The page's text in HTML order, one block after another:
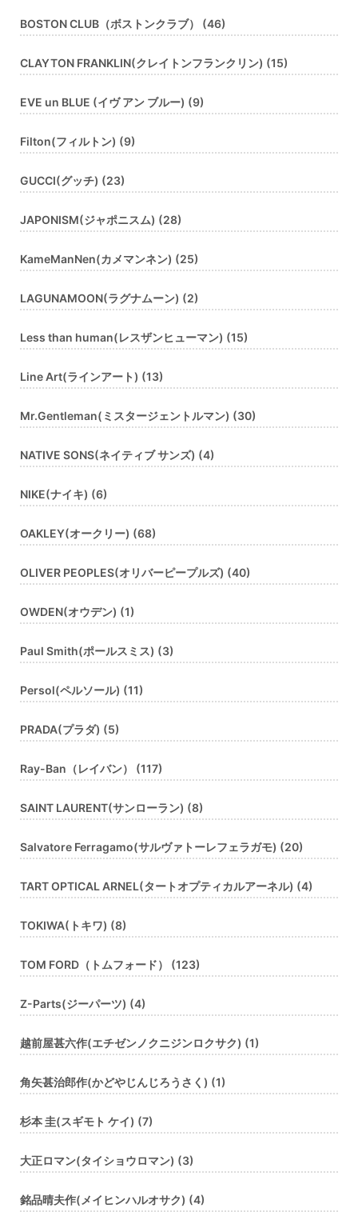
BOSTON CLUB（ボストンクラブ） (46)
CLAYTON FRANKLIN(クレイトンフランクリン) (15)
EVE un BLUE (イヴ アン ブルー) (9)
Filton(フィルトン) (9)
GUCCI(グッチ) (23)
JAPONISM(ジャポニスム) (28)
KameManNen(カメマンネン) (25)
LAGUNAMOON(ラグナムーン) (2)
Less than human(レスザンヒューマン) (15)
Line Art(ラインアート) (13)
Mr.Gentleman(ミスタージェントルマン) (30)
NATIVE SONS(ネイティブ サンズ) (4)
NIKE(ナイキ) (6)
OAKLEY(オークリー) (68)
OLIVER PEOPLES(オリバーピープルズ) (40)
OWDEN(オウデン) (1)
Paul Smith(ポールスミス) (3)
Persol(ペルソール) (11)
PRADA(プラダ) (5)
Ray-Ban（レイバン） (117)
SAINT LAURENT(サンローラン) (8)
Salvatore Ferragamo(サルヴァトーレフェラガモ) (20)
TART OPTICAL ARNEL(タートオプティカルアーネル) (4)
TOKIWA(トキワ) (8)
TOM FORD（トムフォード） (123)
Z-Parts(ジーパーツ) (4)
越前屋甚六作(エチゼンノクニジンロクサク) (1)
角矢甚治郎作(かどやじんじろうさく) (1)
杉本 圭(スギモト ケイ) (7)
大正ロマン(タイショウロマン) (3)
銘品晴夫作(メイヒンハルオサク) (4)